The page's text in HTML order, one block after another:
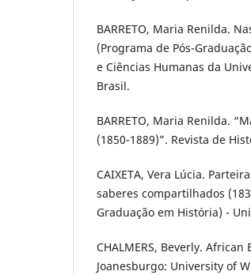
BARRETO, Maria Renilda.
(Programa de Pós-
e Ciências Humanas da
Brasil.
BARRETO, Maria Renilda.
(1850-1889)”. Revista de
CAIXETA, Vera Lúcia.
saberes compartilhados
Graduação em História) -
CHALMERS, Beverly.
Joanesburgo: University of